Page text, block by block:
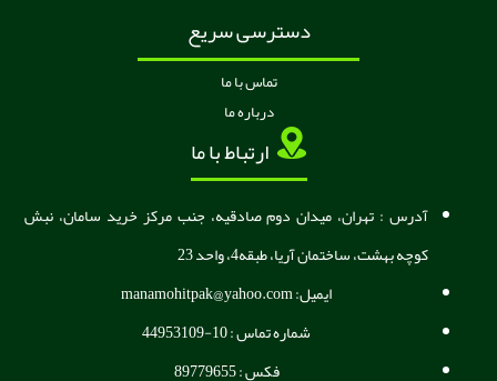
دسترسی سریع
تماس با ما
درباره ما
ارتباط با ما
آدرس : تهران، میدان دوم صادقیه، جنب مرکز خرید سامان، نبش
کوچه بهشت، ساختمان آریا، طبقه4، واحد 23
ایمیل: manamohitpak@yahoo.com
شماره تماس : 10-44953109
فکس : 89779655